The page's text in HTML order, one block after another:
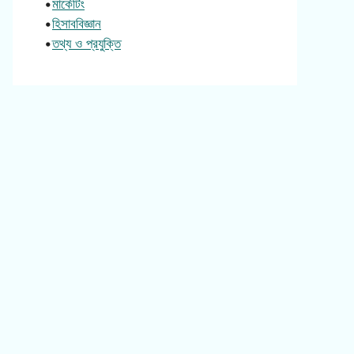
•মার্কেটিং
•হিসাববিজ্ঞান
•তথ্য ও প্রযুক্তি